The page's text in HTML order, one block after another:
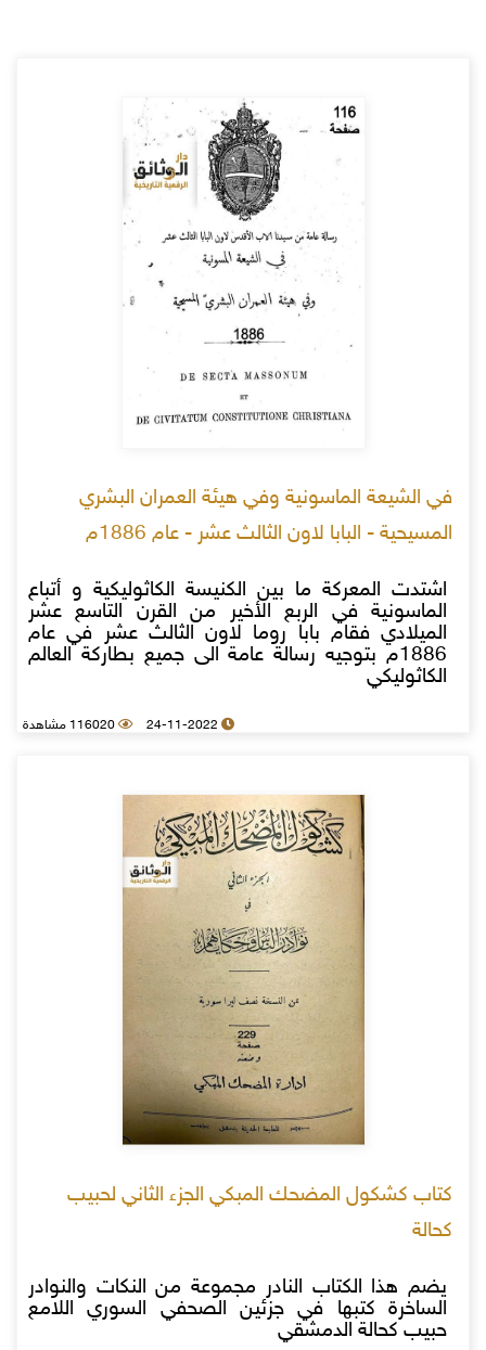
في الشيعة الماسونية وفي هيئة العمران البشري
المسيحية - البابا لاون الثالث عشر - عام 1886م
اشتدت المعركة ما بين الكنيسة الكاثوليكية و أتباع
الماسونية في الربع الأخير من القرن التاسع عشر
الميلادي فقام بابا روما لاون الثالث عشر في عام
1886م بتوجيه رسالة عامة الى جميع بطاركة العالم
الكاثوليكي
24-11-2022 116020 مشاهدة
كتاب كشكول المضحك المبكي الجزء الثاني لحبيب
كحالة
يضم هذا الكتاب النادر مجموعة من النكات والنوادر
الساخرة كتبها في جزئين الصحفي السوري اللامع
حبيب كحالة الدمشقي